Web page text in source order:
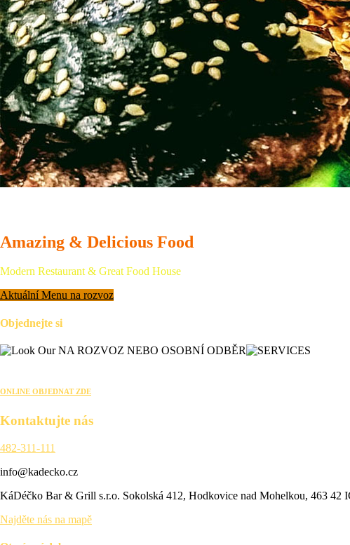
Amazing & Delicious Food
Modern Restaurant & Great Food House
Aktuální Menu na rozvoz
Objednejte si
NA ROZVOZ NEBO OSOBNÍ ODBĚR
ONLINE OBJEDNAT ZDE
Kontaktujte nás
482-311-111
info@kadecko.cz
KáDéčko Bar & Grill s.r.o. Sokolská 412, Hodkovice nad Mohelkou, 463 42
Najděte nás na mapě